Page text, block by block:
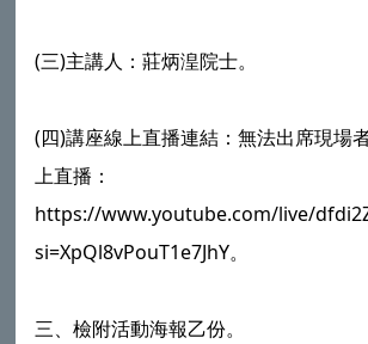
(三)主講人：莊炳湟院士。
(四)講座線上直播連結：無法出席現場
上直播：
https://www.youtube.com/live/
si=XpQl8vPouT1e7JhY。
三、檢附活動海報乙份。